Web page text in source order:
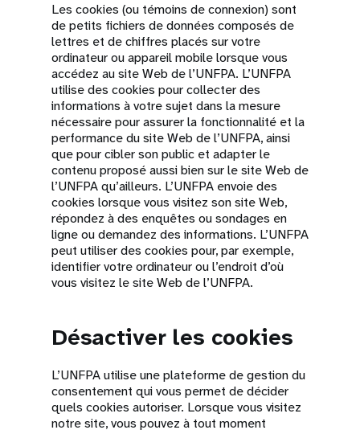
Les cookies (ou témoins de connexion) sont
de petits fichiers de données composés de
lettres et de chiffres placés sur votre
ordinateur ou appareil mobile lorsque vous
accédez au site Web de l’UNFPA. L’UNFPA
utilise des cookies pour collecter des
informations à votre sujet dans la mesure
nécessaire pour assurer la fonctionnalité et la
performance du site Web de l’UNFPA, ainsi
que pour cibler son public et adapter le
contenu proposé aussi bien sur le site Web de
l’UNFPA qu’ailleurs. L’UNFPA envoie des
cookies lorsque vous visitez son site Web,
répondez à des enquêtes ou sondages en
ligne ou demandez des informations. L’UNFPA
peut utiliser des cookies pour, par exemple,
identifier votre ordinateur ou l’endroit d’où
vous visitez le site Web de l’UNFPA.
Désactiver les cookies
L’UNFPA utilise une plateforme de gestion du
consentement qui vous permet de décider
quels cookies autoriser. Lorsque vous visitez
notre site, vous pouvez à tout moment